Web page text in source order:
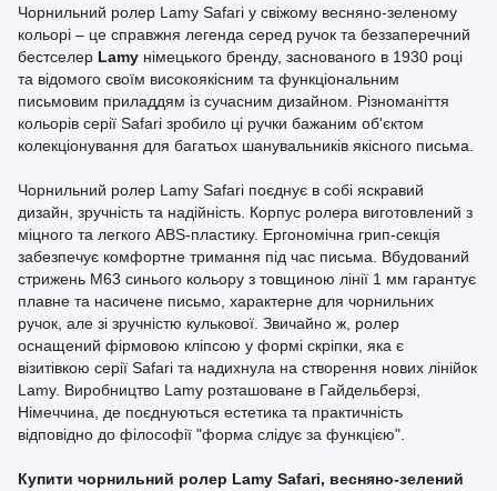
Чорнильний ролер Lamy Safari у свіжому весняно-зеленому
кольорі – це справжня легенда серед ручок та беззаперечний
бестселер Lamy німецького бренду, заснованого в 1930 році
та відомого своїм високоякісним та функціональним
письмовим приладдям із сучасним дизайном. Різноманіття
кольорів серії Safari зробило ці ручки бажаним об'єктом
колекціонування для багатьох шанувальників якісного письма.
Чорнильний ролер Lamy Safari поєднує в собі яскравий
дизайн, зручність та надійність. Корпус ролера виготовлений з
міцного та легкого ABS-пластику. Ергономічна грип-секція
забезпечує комфортне тримання під час письма. Вбудований
стрижень M63 синього кольору з товщиною лінії 1 мм гарантує
плавне та насичене письмо, характерне для чорнильних
ручок, але зі зручністю кулькової. Звичайно ж, ролер
оснащений фірмовою кліпсою у формі скріпки, яка є
візитівкою серії Safari та надихнула на створення нових лінійок
Lamy. Виробництво Lamy розташоване в Гайдельберзі,
Німеччина, де поєднуються естетика та практичність
відповідно до філософії "форма слідує за функцією".
Купити чорнильний ролер Lamy Safari, весняно-зелений